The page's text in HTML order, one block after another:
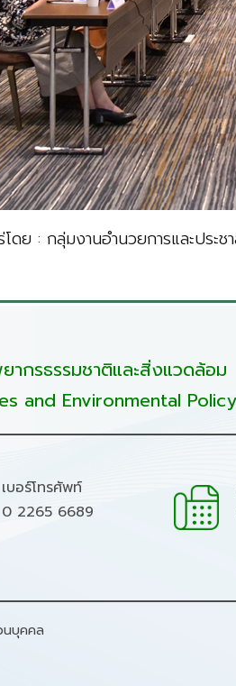
โดย : กลุ่มงานอำนวยการและปร
ากรธรรมชาติและสิ่งแวดล้อม
and Environmental
เบอร์โทรศัพท์
0 2265 6689
นบุคคล